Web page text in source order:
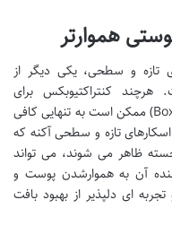
هموارتر
تازه و سطحی، یکی دیگر از
هرچند کنتراکتیوبکس برای
اسکارهای عمیق آکنه (مانند Icepick یا Boxcar) ممکن است به تنهایی کافی
تازه و سطحی آکنه که
ظاهر می شوند، می تواند
آن به هموارشدن پوست و
ای دلپذیر از بهبود بافت